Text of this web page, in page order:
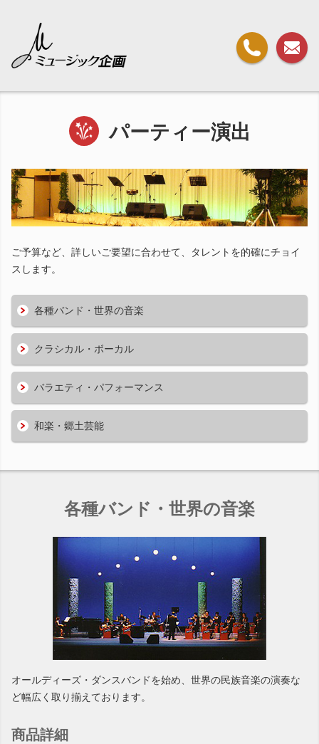
パーティー演出
ご予算など、詳しいご要望に合わせて、タレントを的確にチョイ
スします。
各種バンド・世界の音楽
クラシカル・ボーカル
バラエティ・パフォーマンス
和楽・郷土芸能
各種バンド・世界の音楽
オールディーズ・ダンスバンドを始め、世界の民族音楽の演奏な
ど幅広く取り揃えております。
商品詳細